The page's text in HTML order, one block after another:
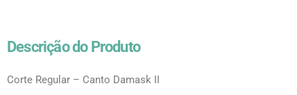
Descrição do Produto
Corte Regular – Canto Damask II